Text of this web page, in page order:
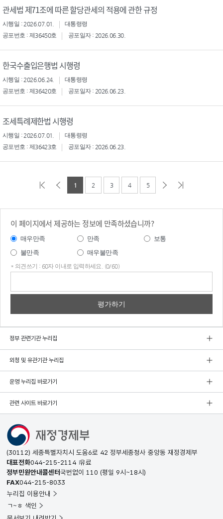
관세법 제71조에 따른 할당관세의 적용에 관한 규정
시행일 : 2026.07.01.
대통령령
공포번호 : 제36450호
공포일자 : 2026.06.30.
한국수출입은행법 시행령
시행일 : 2026.06.24.
대통령령
공포번호 : 제36420호
공포일자 : 2026.06.23.
조세특례제한법 시행령
시행일 : 2026.07.01.
대통령령
공포번호 : 제36423호
공포일자 : 2026.06.23.
1 2 3 4 5
이 페이지에서 제공하는 정보에 만족하셨습니까?
매우만족 만족
보통
불만족
매우불만족
* 의견쓰기 : 60자 이내로 입력하세요. (0/60)
정부 관련기관 누리집
외청 및 유관기관 누리집
운영 누리집 바로가기
관련 사이트 바로가기
(30112) 세종특별자치시 도움6로 42 정부세종청사 중앙동 재정경제부
대표전화044-215-2114 유료
정부민원안내콜센터국번없이 110 (평일 9시~18시)
FAX044-215-8033
누리집 이용안내
ㄱ~ㅎ 색인